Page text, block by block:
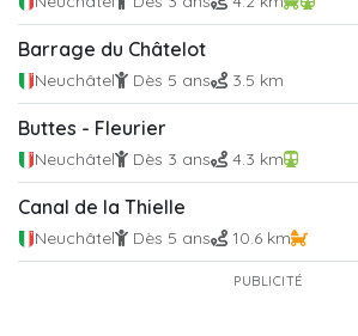
Barrage du Châtelot
Neuchâtel Dès 5 ans 3.5 km
Buttes - Fleurier
Neuchâtel Dès 3 ans 4.3 km
Canal de la Thielle
Neuchâtel Dès 5 ans 10.6 km
PUBLICITÉ